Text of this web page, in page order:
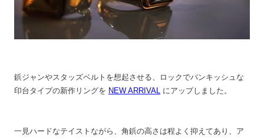
鋲ジャンやスタッズベルトを想起させる、ロックでパンキッシュな
印台タイプの新作リングを NEW ARRIVAL にアップしました。
一見ハードなテイストながら、角鋲の高さは程よく抑えてあり、ア